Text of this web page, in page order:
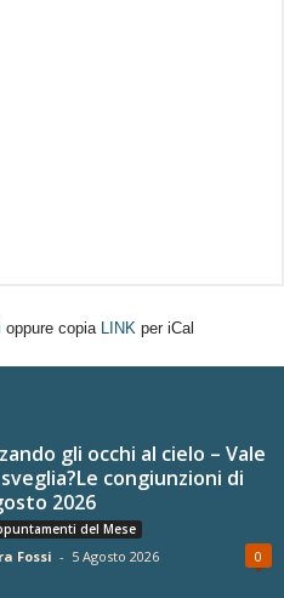
oppure copia LINK per iCal
gli occhi al cielo – Vale
congiunzioni di
2026
del Mese
Fossi - 5 Agosto 2026 0